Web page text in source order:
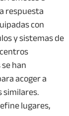
respuesta
con
y sistemas de
han
acoger a
lugares,